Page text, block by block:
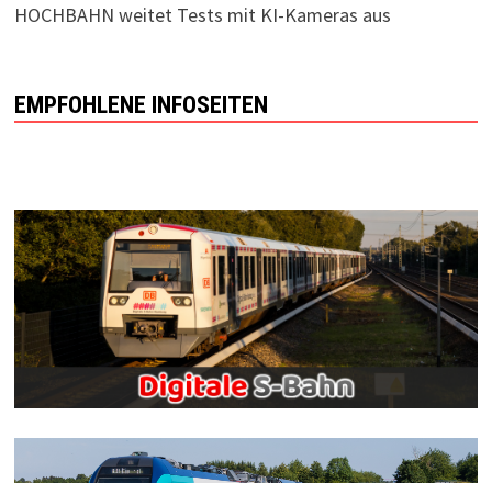
HOCHBAHN weitet Tests mit KI-Kameras aus
EMPFOHLENE INFOSEITEN